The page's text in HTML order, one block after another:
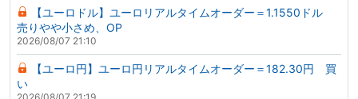
【ユーロドル】ユーロリアルタイムオーダー＝1.1550ドル
売りやや小さめ、OP
2026/08/07 21:10
【ユーロ円】ユーロ円リアルタイムオーダー＝182.30円 買
い